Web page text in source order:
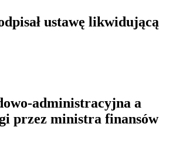
ustawę likwidującą
administracyjna a
przez ministra finansów